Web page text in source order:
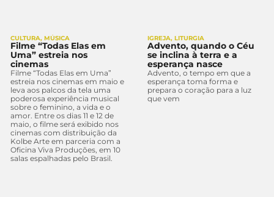
CULTURA, MÚSICA
Filme “Todas Elas em
Uma” estreia nos
cinemas
Filme “Todas Elas em Uma”
estreia nos cinemas em maio e
leva aos palcos da tela uma
poderosa experiência musical
sobre o feminino, a vida e o
amor. Entre os dias 11 e 12 de
maio, o filme será exibido nos
cinemas com distribuição da
Kolbe Arte em parceria com a
Oficina Viva Produções, em 10
salas espalhadas pelo Brasil.
IGREJA, LITURGIA
Advento, quando o Céu
se inclina à terra e a
esperança nasce
Advento, o tempo em que a
esperança toma forma e
prepara o coração para a luz
que vem